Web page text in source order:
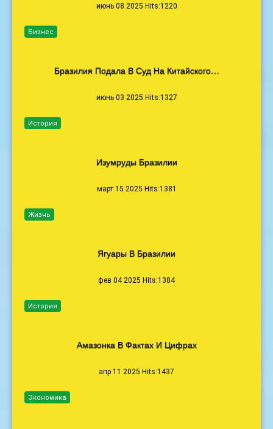
июнь 08 2025 Hits:1220
Бразилия Подала В Суд На Китайского…
июнь 03 2025 Hits:1327
Бизнес
Изумруды Бразилии
март 15 2025 Hits:1381
История
Ягуары В Бразилии
фев 04 2025 Hits:1384
Жизнь
Амазонка В Фактах И Цифрах
апр 11 2025 Hits:1437
История
Экономика